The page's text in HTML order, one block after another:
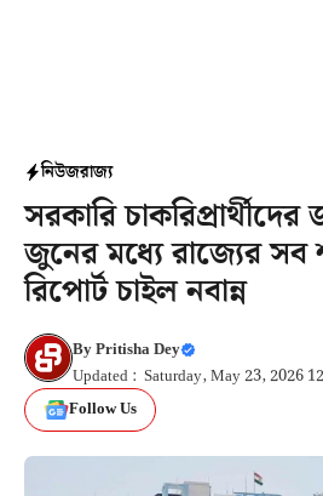
নিউজরাজ্য
সরকারি
জুনের মধ্যে রাজ্যের সব
রিপোর্ট চাইল নবান্ন
ByPritisha Dey
Updated : Saturday, May 23, 2026
Follow Us